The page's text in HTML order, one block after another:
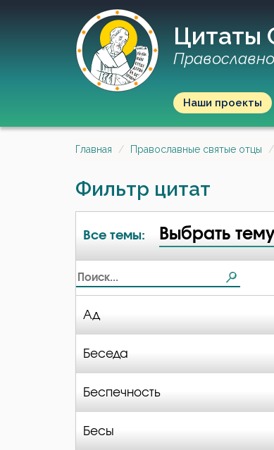
Цитаты
Наши проекты
Главная Православные святые отцы
Фильтр цитат
Все темы: Выбрать
Ад
Беседа
Беспечность
Бесы